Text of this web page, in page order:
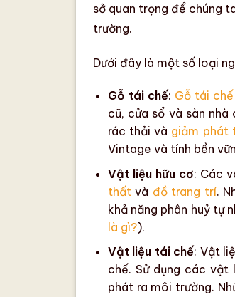
sở quan trọng để chúng
trường.
Dưới đây là một số loại
Gỗ tái chế: Gỗ tái chế
cũ, cửa sổ và sàn nhà
rác thải và giảm phát
Vintage và tính bền
Vật liệu hữu cơ: Các
thấtvà đồ trang trí.
khả năng phân huỷ tự
là gì?).
Vật liệu tái chế: Vật
chế. Sử dụng các vật
phát ra môi trường.